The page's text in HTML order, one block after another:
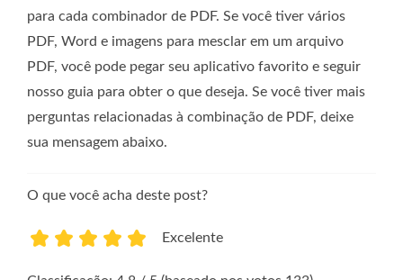
para cada combinador de PDF. Se você tiver vários
PDF, Word e imagens para mesclar em um arquivo
PDF, você pode pegar seu aplicativo favorito e seguir
nosso guia para obter o que deseja. Se você tiver mais
perguntas relacionadas à combinação de PDF, deixe
sua mensagem abaixo.
O que você acha deste post?
Excelente